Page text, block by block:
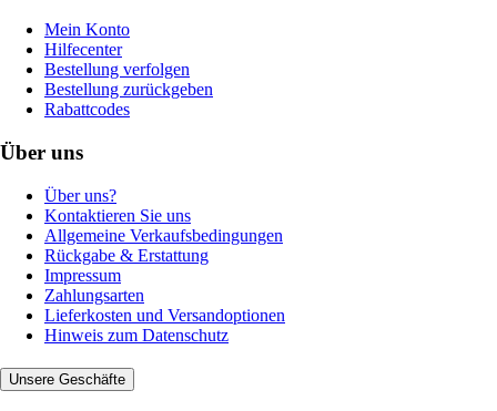
Mein Konto
Hilfecenter
Bestellung verfolgen
Bestellung zurückgeben
Rabattcodes
Über uns
Über uns?
Kontaktieren Sie uns
Allgemeine Verkaufsbedingungen
Rückgabe & Erstattung
Impressum
Zahlungsarten
Lieferkosten und Versandoptionen
Hinweis zum Datenschutz
Unsere Geschäfte